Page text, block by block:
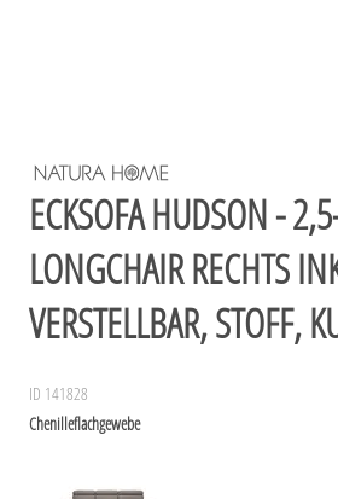
ECKSOFA HUDSON -
LONGCHAIR RECHTS
VERSTELLBAR, STOFF,
ID 141828
Chenilleflachgewebe